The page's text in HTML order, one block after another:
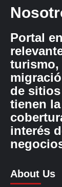
Portal
turismo,
de
tienen
interés
About Us